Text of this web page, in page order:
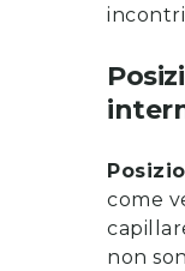
come
non